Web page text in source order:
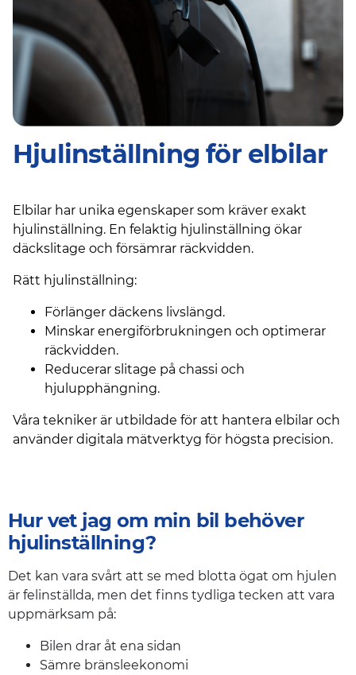
Hjulinställning för elbilar
Elbilar har unika egenskaper som kräver exakt
hjulinställning. En felaktig hjulinställning ökar
däckslitage och försämrar räckvidden.
Rätt hjulinställning:
Förlänger däckens livslängd.
Minskar energiförbrukningen och optimerar
räckvidden.
Reducerar slitage på chassi och
hjulupphängning.
Våra tekniker är utbildade för att hantera elbilar och
använder digitala mätverktyg för högsta precision.
Hur vet jag om min bil behöver
hjulinställning?
Det kan vara svårt att se med blotta ögat om hjulen
är felinställda, men det finns tydliga tecken att vara
uppmärksam på:
Bilen drar åt ena sidan
Sämre bränsleekonomi